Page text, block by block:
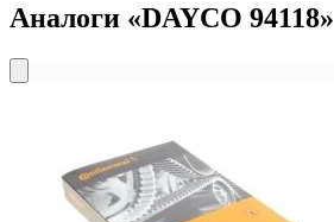
Аналоги «DAYCO 94118»